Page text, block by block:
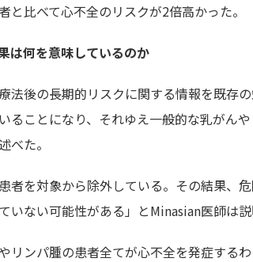
と比べて心不全のリスクが2倍高かった。
は何を意味しているのか
法後の長期的リスクに関する情報を既存
ることになり、それゆえ一般的な乳がん
べた。
者を対象から除外している。その結果、
いない可能性がある」とMinasian医師は説
リンパ腫の患者全てが心不全を発症する